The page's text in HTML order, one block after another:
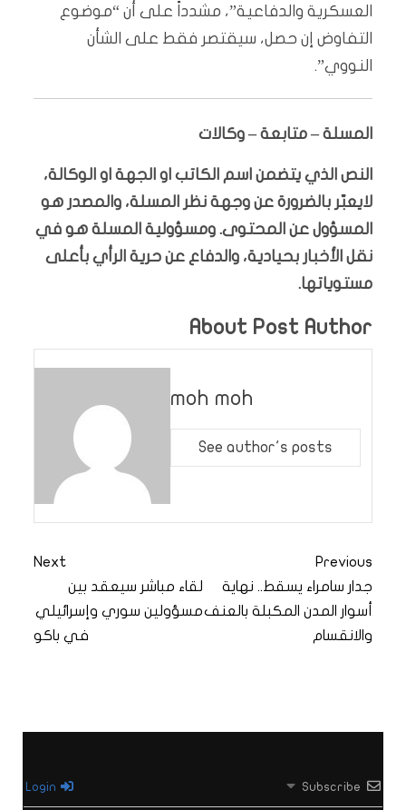
العسكرية والدفاعية”، مشدداً على أن “موضوع
التفاوض إن حصل، سيقتصر فقط على الشأن
النووي”.
المسلة – متابعة – وكالات
النص الذي يتضمن اسم الكاتب او الجهة او الوكالة،
لايعبّر بالضرورة عن وجهة نظر المسلة، والمصدر هو
المسؤول عن المحتوى. ومسؤولية المسلة هو في
نقل الأخبار بحيادية، والدفاع عن حرية الرأي بأعلى
مستوياتها.
About Post Author
moh moh
See author's posts
Previous
جدار سامراء يسقط.. نهاية
أسوار المدن المكبلة بالعنف
والانقسام
Next
لقاء مباشر سيعقد بين
مسؤولين سوري وإسرائيلي
في باكو
Subscribe